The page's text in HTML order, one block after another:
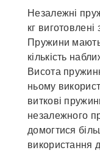
Незалежні
кг виготовлені
Пружини
кількість
Висота
ньому
виткові
незалежного
домогтися
використання